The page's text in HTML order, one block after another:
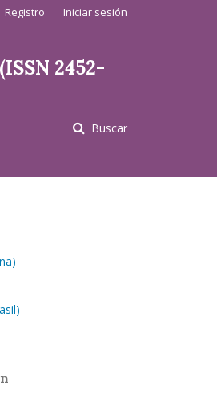
2452-
Buscar
Registro Iniciar sesión